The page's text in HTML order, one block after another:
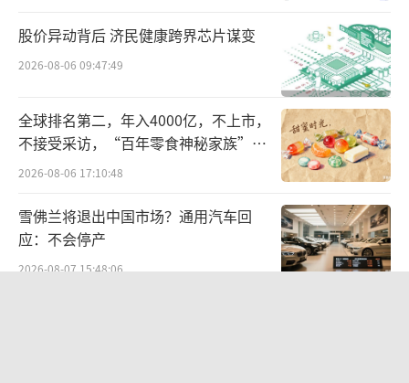
股价异动背后 济民健康跨界芯片谋变
2026-08-06 09:47:49
全球排名第二，年入4000亿，不上市，
不接受采访，“百年零食神秘家族”浮
出水面？
2026-08-06 17:10:48
雪佛兰将退出中国市场？通用汽车回
应：不会停产
2026-08-07 15:48:06